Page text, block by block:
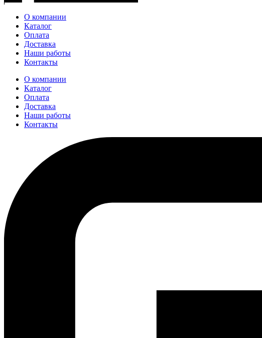
О компании
Каталог
Оплата
Доставка
Наши работы
Контакты
О компании
Каталог
Оплата
Доставка
Наши работы
Контакты